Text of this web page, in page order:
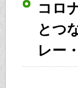
コロ
とつ
レー